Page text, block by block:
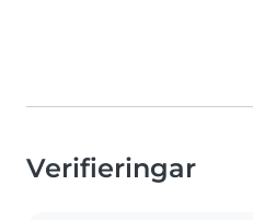
Verifieringar